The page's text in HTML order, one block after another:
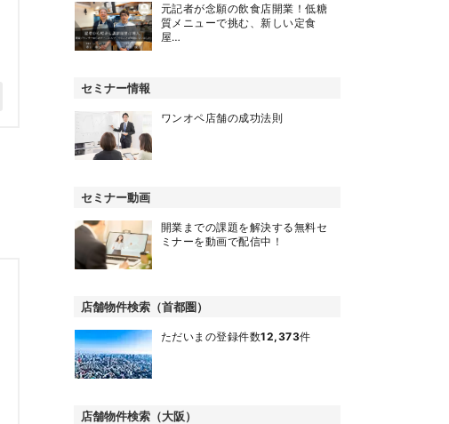
元記者が念願の飲食店開業！低糖
質メニューで挑む、新しい定食
屋…
セミナー情報
ワンオペ店舗の成功法則
セミナー動画
開業までの課題を解決する無料セ
ミナーを動画で配信中！
店舗物件検索（首都圏）
ただいまの登録件数12,373件
店舗物件検索（大阪）